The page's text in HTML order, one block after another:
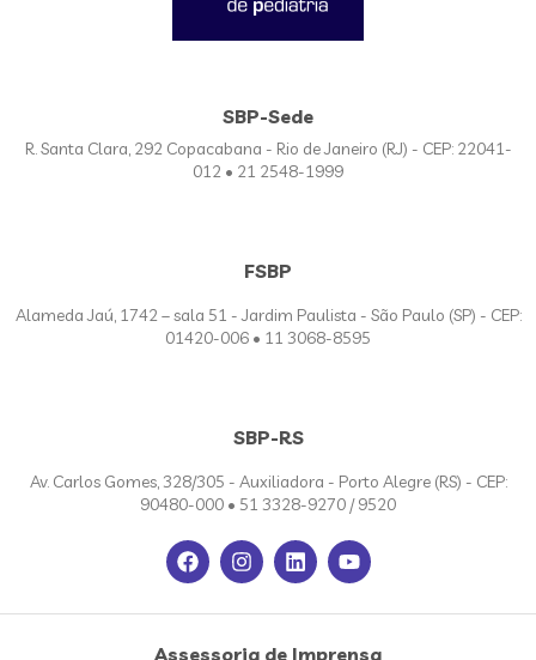
SBP-Sede
R. Santa Clara, 292 Copacabana - Rio de Janeiro (RJ) - CEP: 22041-
012 • 21 2548-1999
FSBP
Alameda Jaú, 1742 – sala 51 - Jardim Paulista - São Paulo (SP) - CEP:
01420-006 • 11 3068-8595
SBP-RS
Av. Carlos Gomes, 328/305 - Auxiliadora - Porto Alegre (RS) - CEP:
90480-000 • 51 3328-9270 / 9520
Assessoria de Imprensa